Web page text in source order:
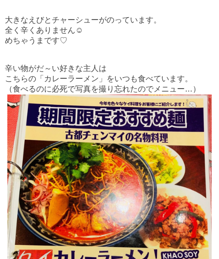
大きなえびとチャーシューがのっています。
全く辛くありません☺
めちゃうまです♡
辛い物がだ～い好きな主人は
こちらの「カレーラーメン」をいつも食べています。
（食べるのに必死で写真を撮り忘れたのでメニュー…）